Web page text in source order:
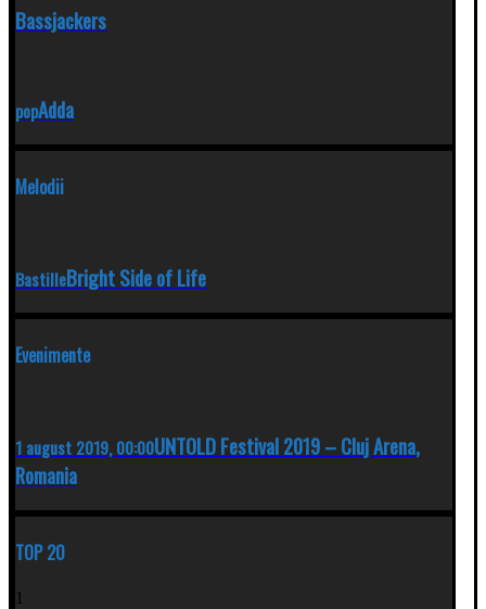
Bassjackers
popAdda
Melodii
BastilleBright Side of Life
Evenimente
1 august 2019, 00:00UNTOLD Festival 2019 – Cluj Arena,
Romania
TOP 20
1